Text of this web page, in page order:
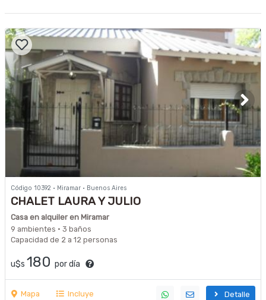
Código 10392 · Miramar · Buenos Aires
CHALET LAURA Y JULIO
Casa en alquiler en Miramar
9 ambientes · 3 baños
Capacidad de 2 a 12 personas
u$s 180 por día
Mapa Incluye Detalle